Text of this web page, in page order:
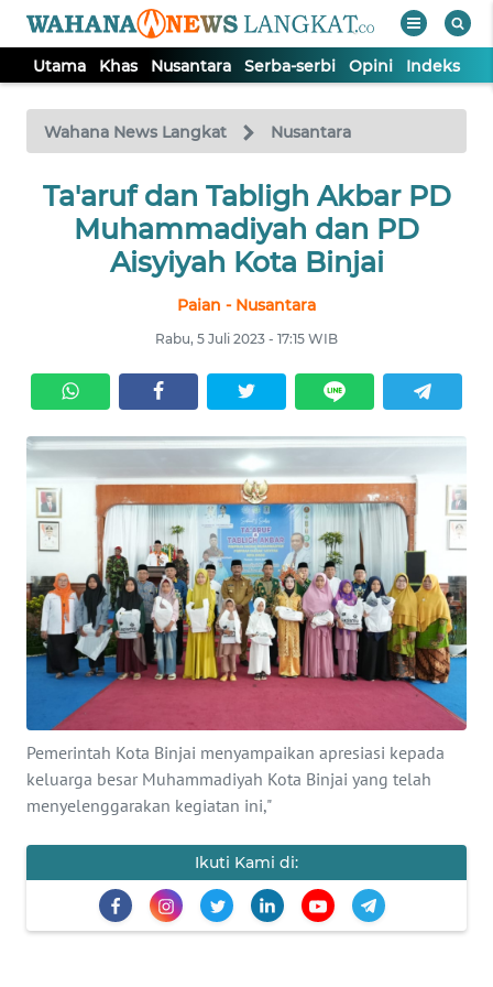
Utama Khas Nusantara Serba-serbi Opini Indeks
Wahana News Langkat Nusantara
Ta'aruf dan Tabligh Akbar PD
Muhammadiyah dan PD
Aisyiyah Kota Binjai
Paian - Nusantara
Rabu, 5 Juli 2023 - 17:15 WIB
Pemerintah Kota Binjai menyampaikan apresiasi kepada
keluarga besar Muhammadiyah Kota Binjai yang telah
menyelenggarakan kegiatan ini,"
Ikuti Kami di:
TV
Tutup
UTAMA
SERBA-
SERBI
OPINI
Informasi
INDEKS
BERITA
KONTAK
KAMI
INFO
IKLAN
TENTANG
PEDOMAN